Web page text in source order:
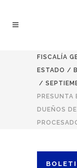
FISCALÍA
ESTADO /
/
PRESUNTA
DUEÑOS